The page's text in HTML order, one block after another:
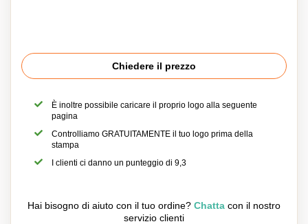
Chiedere il prezzo
È inoltre possibile caricare il proprio logo alla seguente
pagina
Controlliamo GRATUITAMENTE il tuo logo prima della
stampa
I clienti ci danno un punteggio di 9,3
Hai bisogno di aiuto con il tuo ordine? Chatta con il nostro
servizio clienti